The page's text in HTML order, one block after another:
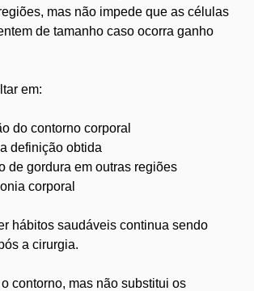
mas não impede que as células
de tamanho caso ocorra ganho
em:
do contorno corporal
definição obtida
de gordura em outras regiões
corporal
hábitos saudáveis continua sendo
a cirurgia.
contorno, mas não substitui os